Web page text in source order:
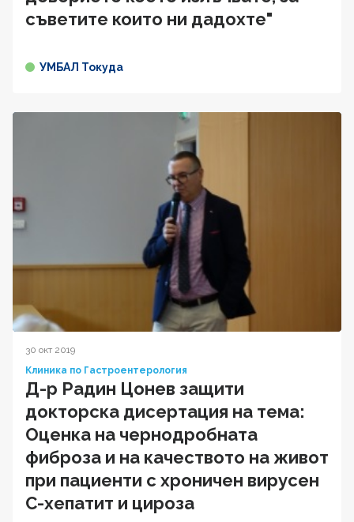
съветите които ни дадохте"
УМБАЛ Токуда
30 окт 2019
Клиника по Гастроентерология
Д-р Радин Цонев защити
докторска дисертация на тема:
Оценка на чернодробната
фиброза и на качеството на живот
при пациенти с хроничен вирусен
C-хепатит и цироза